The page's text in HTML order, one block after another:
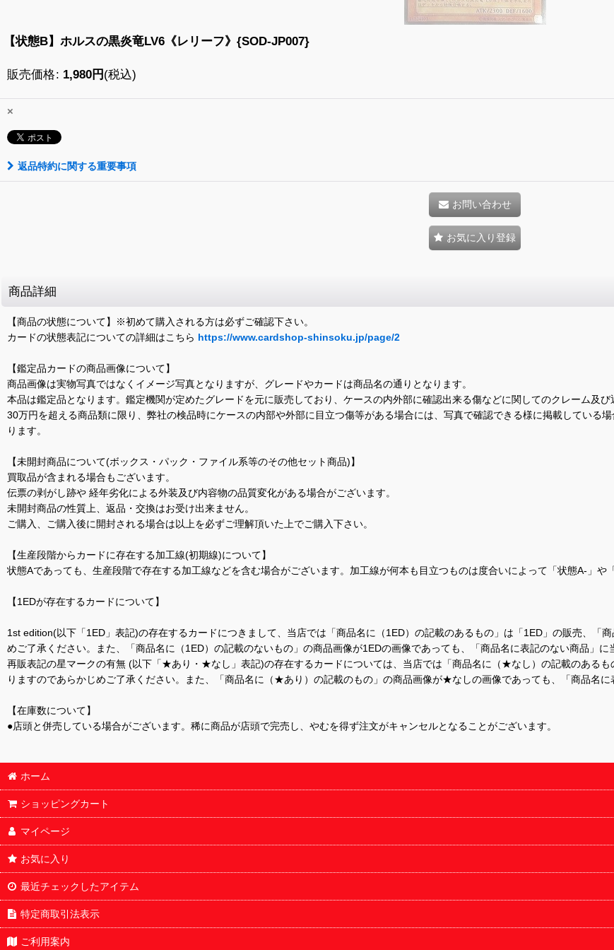
【状態B】ホルスの黒炎竜LV6《レリーフ》{SOD-JP007}
販売価格: 1,980円 (税込)
×
返品特約に関する重要事項
お問い合わせ
お気に入り登録
商品詳細
【商品の状態について】※初めて購入される方は必ずご確認下さい。
カードの状態表記についての詳細はこちら https://www.cardshop-shinsoku.jp/page/2
【鑑定品カードの商品画像について】
商品画像は実物写真ではなくイメージ写真となりますが、グレードやカードは商品名の通りとなります。
本品は鑑定品となります。鑑定機関が定めたグレードを元に販売しており、ケースの内外部に確認出来る傷などに関してのクレーム及
30万円を超える商品類に限り、弊社の検品時にケースの内部や外部に目立つ傷等がある場合には、写真で確認できる様に掲載している
ります。
【未開封商品について(ボックス・パック・ファイル系等のその他セット商品)】
買取品が含まれる場合もございます。
伝票の剥がし跡や 経年劣化による外装及び内容物の品質変化がある場合がございます。
未開封商品の性質上、返品・交換はお受け出来ません。
ご購入、ご購入後に開封される場合は以上を必ずご理解頂いた上でご購入下さい。
【生産段階からカードに存在する加工線(初期線)について】
状態Aであっても、生産段階で存在する加工線などを含む場合がございます。加工線が何本も目立つものは度合いによって「状態A-」や
【1EDが存在するカードについて】
1st edition(以下「1ED」表記)の存在するカードにつきまして、当店では「商品名に（1ED）の記載のあるもの」は「1ED」の販売、「
めご了承ください。また、「商品名に（1ED）の記載のないもの」の商品画像が1EDの画像であっても、「商品名に表記のない商品」に
再販表記の星マークの有無 (以下「★あり・★なし」表記)の存在するカードについては、当店では「商品名に（★なし）の記載のある
りますのであらかじめご了承ください。また、「商品名に（★あり）の記載のもの」の商品画像が★なしの画像であっても、「商品名に
【在庫数について】
●店頭と併売している場合がございます。稀に商品が店頭で完売し、やむを得ず注文がキャンセルとなることがございます。
ホーム
ショッピングカート
マイページ
お気に入り
最近チェックしたアイテム
特定商取引法表示
ご利用案内